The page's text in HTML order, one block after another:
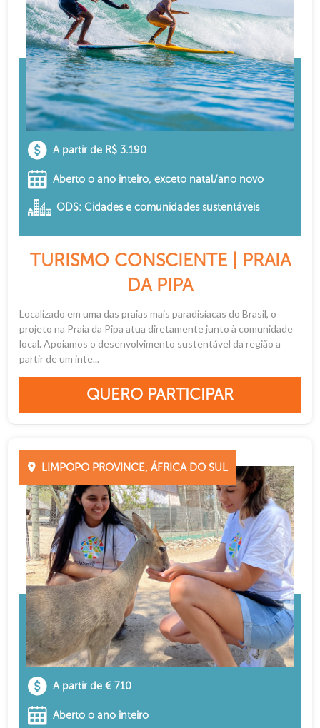
A partir de R$ 3.190
Aberto o ano inteiro, exceto natal/ano novo
ODS: Cidades e comunidades sustentáveis
TURISMO CONSCIENTE | PRAIA
DA PIPA
Localizado em uma das praias mais paradisíacas do Brasil, o
projeto na Praia da Pipa atua diretamente junto à comunidade
local. Apoiamos o desenvolvimento sustentável da região a
partir de um inte...
QUERO PARTICIPAR
LIMPOPO PROVINCE, ÁFRICA DO SUL
A partir de € 710
Aberto o ano inteiro